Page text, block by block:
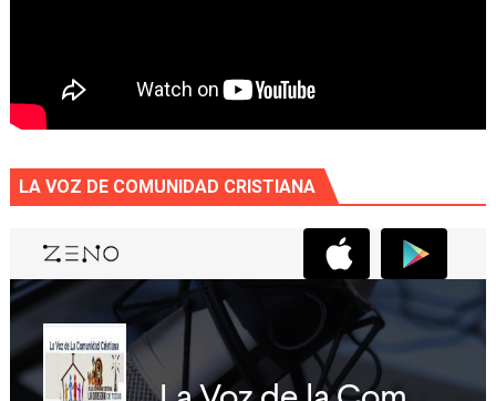
LA VOZ DE COMUNIDAD CRISTIANA